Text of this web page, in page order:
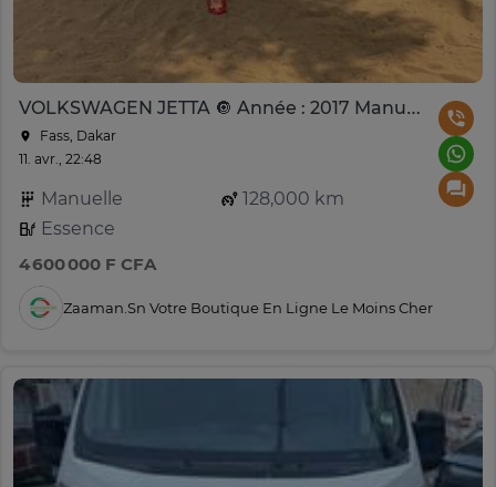
VOLKSWAGEN JETTA 🔘 Année : 2017 Manuel
Fass, Dakar
11. avr., 22:48
Manuelle
128,000 km
Essence
4 600 000 F CFA
Zaaman.sn Votre Boutique En Ligne Le Moins Cher